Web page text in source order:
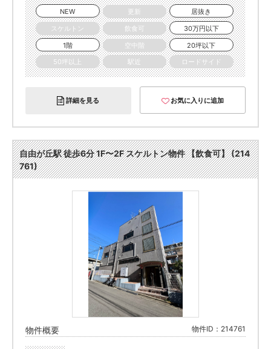
NEW
更新
居抜き
スケルトン
飲食可
30万円以下
1階
空中階
20坪以下
50坪以上
駅近 ロードサイド
詳細を見る お気に入りに追加
自由が丘駅 徒歩6分 1F〜2F スケルトン物件 【飲食可】 (214
761)
物件概要 物件ID：214761